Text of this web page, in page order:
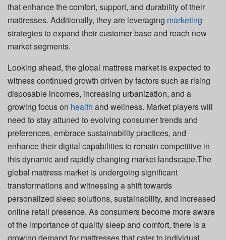
that enhance the comfort, support, and durability of their
mattresses. Additionally, they are leveraging marketing
strategies to expand their customer base and reach new
market segments.
Looking ahead, the global mattress market is expected to
witness continued growth driven by factors such as rising
disposable incomes, increasing urbanization, and a
growing focus on health and wellness. Market players will
need to stay attuned to evolving consumer trends and
preferences, embrace sustainability practices, and
enhance their digital capabilities to remain competitive in
this dynamic and rapidly changing market landscape.The
global mattress market is undergoing significant
transformations and witnessing a shift towards
personalized sleep solutions, sustainability, and increased
online retail presence. As consumers become more aware
of the importance of quality sleep and comfort, there is a
growing demand for mattresses that cater to individual